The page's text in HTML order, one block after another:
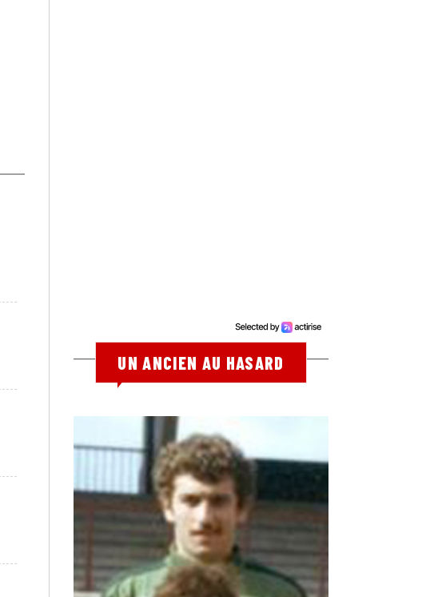
UN ANCIEN AU HASARD